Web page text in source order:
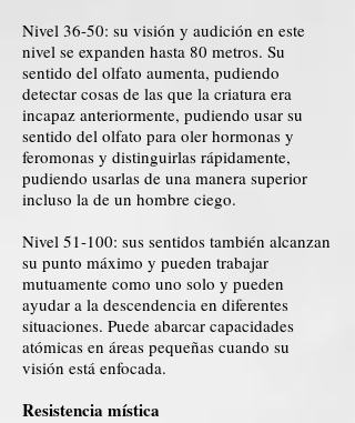
Nivel 36-50: su visión y audición en este
nivel se expanden hasta 80 metros. Su
sentido del olfato aumenta, pudiendo
detectar cosas de las que la criatura era
incapaz anteriormente, pudiendo usar su
sentido del olfato para oler hormonas y
feromonas y distinguirlas rápidamente,
pudiendo usarlas de una manera superior
incluso la de un hombre ciego.
Nivel 51-100: sus sentidos también alcanzan
su punto máximo y pueden trabajar
mutuamente como uno solo y pueden
ayudar a la descendencia en diferentes
situaciones. Puede abarcar capacidades
atómicas en áreas pequeñas cuando su
visión está enfocada.
Resistencia mística